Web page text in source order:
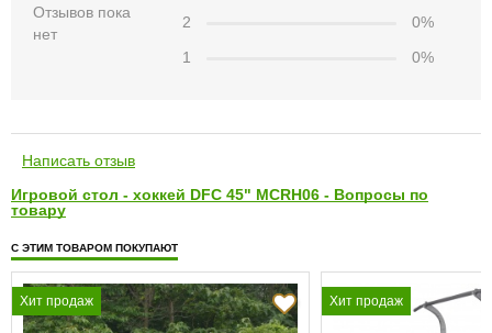
Отзывов пока
нет
2
0%
1
0%
Написать отзыв
Игровой стол - хоккей DFC 45" MCRH06 - Вопросы по
товару
С ЭТИМ ТОВАРОМ ПОКУПАЮТ
Хит продаж Хит продаж